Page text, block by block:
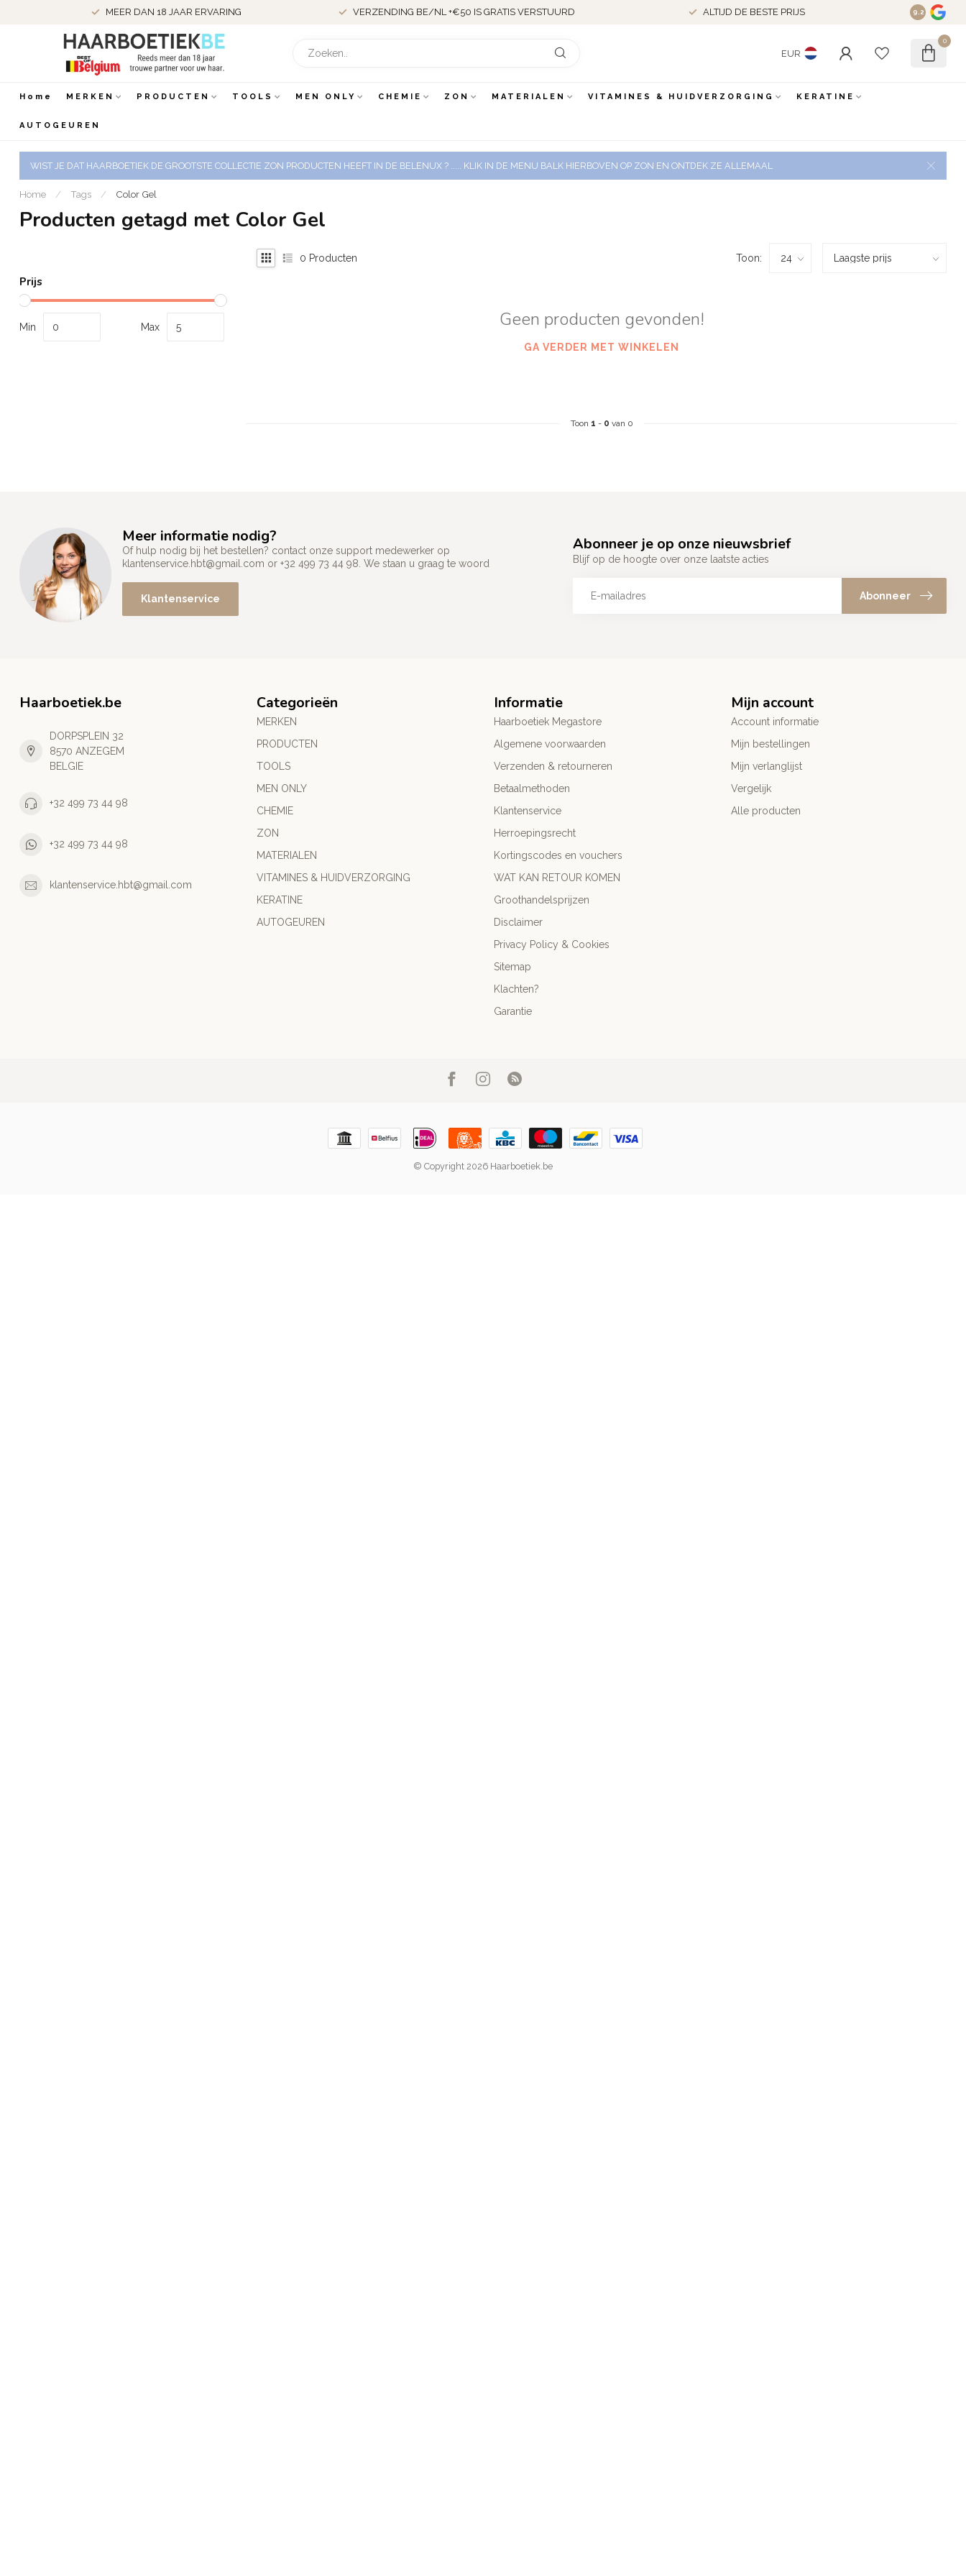
MEER DAN 18 JAAR ERVARING VERZENDING BE/NL +€50 IS GRATIS VERSTUURD ALTIJD DE BESTE PRIJS 9.2
EUR
0
Home MERKEN PRODUCTEN TOOLS MEN ONLY CHEMIE ZON MATERIALEN VITAMINES & HUIDVERZORGING KERATINE
AUTOGEUREN
WIST JE DAT HAARBOETIEK DE GROOTSTE COLLECTIE ZON PRODUCTEN HEEFT IN DE BELENUX ? ..... KLIK IN DE MENU BALK HIERBOVEN OP ZON EN ONTDEK ZE ALLEMAAL
Home / Tags / Color Gel
Producten getagd met Color Gel
Prijs
Min Max
0 Producten Toon:
Geen producten gevonden!
GA VERDER MET WINKELEN
Toon 1 - 0 van 0
Meer informatie nodig?
Of hulp nodig bij het bestellen? contact onze support medewerker op
klantenservice.hbt@gmail.com or +32 499 73 44 98. We staan u graag te woord
Klantenservice
Abonneer je op onze nieuwsbrief
Blijf op de hoogte over onze laatste acties
Abonneer
Haarboetiek.be
DORPSPLEIN 32
8570 ANZEGEM
BELGIE
+32 499 73 44 98
+32 499 73 44 98
klantenservice.hbt@gmail.com
Categorieën
MERKEN
PRODUCTEN
TOOLS
MEN ONLY
CHEMIE
ZON
MATERIALEN
VITAMINES & HUIDVERZORGING
KERATINE
AUTOGEUREN
Informatie
Haarboetiek Megastore
Algemene voorwaarden
Verzenden & retourneren
Betaalmethoden
Klantenservice
Herroepingsrecht
Kortingscodes en vouchers
WAT KAN RETOUR KOMEN
Groothandelsprijzen
Disclaimer
Privacy Policy & Cookies
Sitemap
Klachten?
Garantie
Mijn account
Account informatie
Mijn bestellingen
Mijn verlanglijst
Vergelijk
Alle producten
© Copyright 2026 Haarboetiek.be